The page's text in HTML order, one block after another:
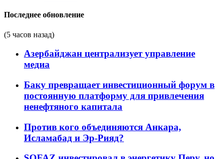
Последнее обновление
(5 часов назад)
Азербайджан централизует управление
медиа
Баку превращает инвестиционный форум в
постоянную платформу для привлечения
ненефтяного капитала
Против кого объединяются Анкара,
Исламабад и Эр-Рияд?